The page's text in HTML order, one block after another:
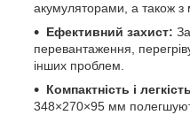
акумуляторами, а також
Ефективний захист:
перевантаження,
інших проблем.
Компактність і
348×270×95 мм